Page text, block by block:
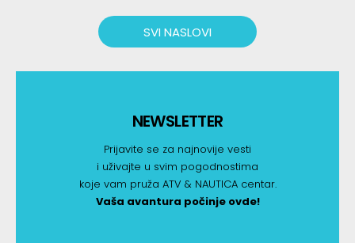
SVI NASLOVI
NEWSLETTER
Prijavite se za najnovije vesti
i uživajte u svim pogodnostima
koje vam pruža ATV & NAUTICA centar.
Vaša avantura počinje ovde!